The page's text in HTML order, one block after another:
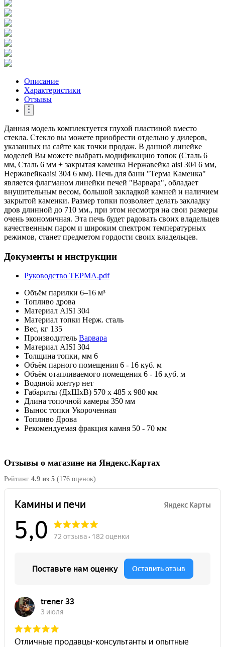
Описание
Характеристики
Отзывы
Данная модель комплектуется глухой пластиной вместо
стекла. Стекло вы можете приобрести отдельно у дилеров,
указанных на сайте как точки продаж. В данной линейке
моделей Вы можете выбрать модификацию топок (Сталь 6
мм, Сталь 6 мм + закрытая каменка Нержавейка aisi 304 6 мм,
Нержавейкаaisi 304 6 мм). Печь для бани "Терма Каменка"
является флагманом линейки печей "Варвара", обладает
внушительным весом, большой закладкой камней и наличием
закрытой каменки. Размер топки позволяет делать закладку
дров длинной до 710 мм., при этом несмотря на свои размеры
очень экономичная. Эта печь будет радовать своих владельцев
качественным паром и широким спектром температурных
режимов, станет предметом гордости своих владельцев.
Документы и инструкции
Руководство ТЕРМА.pdf
Объём парилки 6–16 м³
Топливо дрова
Материал AISI 304
Материал топки Нерж. сталь
Вес, кг 135
Производитель Варвара
Материал AISI 304
Толщина топки, мм 6
Объём парного помещения 6 - 16 куб. м
Объём отапливаемого помещения 6 - 16 куб. м
Водяной контур нет
Габариты (ДхШхВ) 570 х 485 х 980 мм
Длина топочной камеры 350 мм
Вынос топки Укороченная
Топливо Дрова
Рекомендуемая фракция камня 50 - 70 мм
Отзывы о магазине на Яндекс.Картах
Рейтинг 4.9 из 5 (176 оценок)